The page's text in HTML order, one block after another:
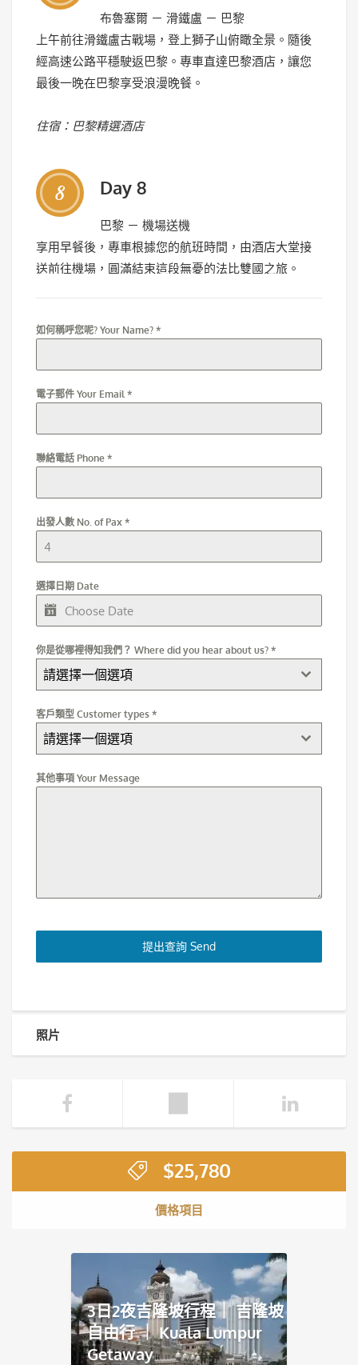
布魯塞爾 － 滑鐵盧 － 巴黎
上午前往滑鐵盧古戰場，登上獅子山俯瞰全景。隨後
經高速公路平穩駛返巴黎。專車直達巴黎酒店，讓您
最後一晚在巴黎享受浪漫晚餐。
住宿：巴黎精選酒店
8 Day 8
巴黎 － 機場送機
享用早餐後，專車根據您的航班時間，由酒店大堂接
送前往機場，圓滿結束這段無憂的法比雙國之旅。
如何稱呼您呢? Your Name? *
電子郵件 Your Email *
聯絡電話 Phone *
出發人數 No. of Pax *
選擇日期 Date
你是從哪裡得知我們？ Where did you hear about us? *
請選擇一個選項
客戶類型 Customer types *
請選擇一個選項
其他事項 Your Message
提出查詢 Send
照片
$25,780
價格項目
3日2夜吉隆坡行程｜ 吉隆坡
自由行 ｜ Kuala Lumpur
Getaway